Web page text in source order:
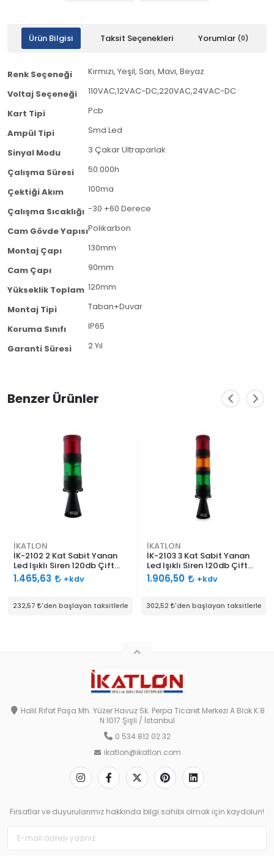
Ürün Bilgisi Taksit Seçenekleri Yorumlar (0)
Renk Seçeneği Kırmızı, Yeşil, Sarı, Mavi, Beyaz
Voltaj Seçeneği 110VAC,12VAC-DC,220VAC,24VAC-DC
Kart Tipi Pcb
Ampül Tipi Smd Led
Sinyal Modu 3 Çakar Ultraparlak
Çalışma Süresi 50.000h
Çektiği Akım 100ma
Çalışma Sıcaklığı -30 +60 Derece
Cam Gövde YapısıPolikarbon
Montaj Çapı 130mm
Cam Çapı 90mm
Yükseklik Toplam 120mm
Montaj Tipi Taban+Duvar
Koruma Sınıfı IP65
Garanti Süresi 2 Yıl
Benzer Ürünler
232,57 'den başlayan taksitlerle
İKATLON
İK-2102 2 Kat Sabit Yanan
Led Işıklı Siren 120db Çift
Ses Borulu
1.465,63 +kdv
302,52 'den başlayan taksitlerle
İKATLON
İK-2103 3 Kat Sabit Yanan
Led Işıklı Siren 120db Çift
Ses Borulu
1.906,50 +kdv
Halil Rıfat Paşa Mh. Yüzer Havuz Sk. Perpa Ticaret Merkezi A Blok K:8
N:1017 Şişli / İstanbul
0 534 812 02 32
ikatlon@ikatlon.com
Fırsatlar ve duyurularımız hakkında bilgi sahibi olmak için kaydolun!